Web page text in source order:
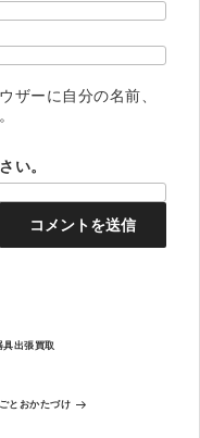
ザーに自分の名前、
い。
出張買取
とおかたづけ